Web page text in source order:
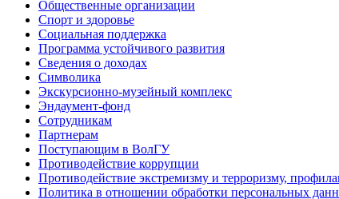
Общественные организации
Спорт и здоровье
Социальная поддержка
Программа устойчивого развития
Сведения о доходах
Символика
Экскурсионно-музейный комплекс
Эндаумент-фонд
Сотрудникам
Партнерам
Поступающим в ВолГУ
Противодействие коррупции
Противодействие экстремизму и терроризму,
Политика в отношении обработки персональных